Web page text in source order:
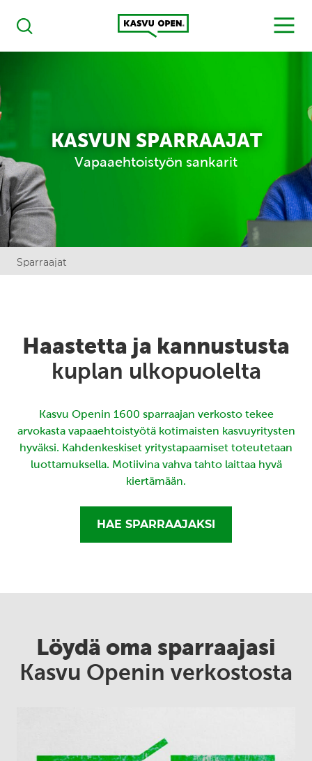
Haku
Kasvu Open
MENU
KASVUN SPARRAAJAT
Vapaaehtoistyön sankarit
Sparraajat
Haastetta ja kannustusta
kuplan ulkopuolelta
Kasvu Openin 1600 sparraajan verkosto tekee
arvokasta vapaaehtoistyötä kotimaisten kasvuyritysten
hyväksi. Kahdenkeskiset yritystapaamiset toteutetaan
luottamuksella. Motiivina vahva tahto laittaa hyvä
kiertämään.
HAE SPARRAAJAKSI
Löydä oma sparraajasi
Kasvu Openin verkostosta